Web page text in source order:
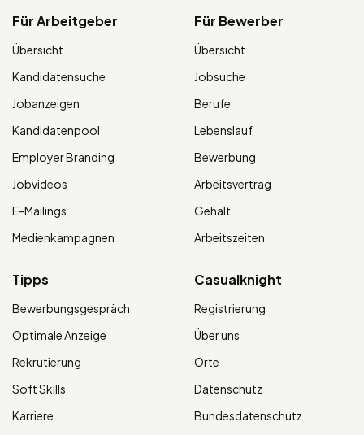
Für Arbeitgeber
Übersicht
Kandidatensuche
Jobanzeigen
Kandidatenpool
Employer Branding
Jobvideos
E-Mailings
Medienkampagnen
Für Bewerber
Übersicht
Jobsuche
Berufe
Lebenslauf
Bewerbung
Arbeitsvertrag
Gehalt
Arbeitszeiten
Tipps
Bewerbungsgespräch
Optimale Anzeige
Rekrutierung
Soft Skills
Karriere
Casualknight
Registrierung
Über uns
Orte
Datenschutz
Bundesdatenschutz